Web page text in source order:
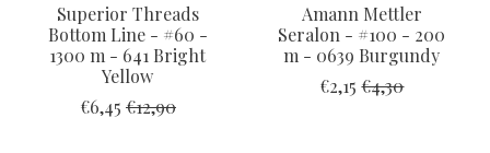
Superior Threads
Bottom Line - #60 -
1300 m - 641 Bright
Yellow
€6,45 €12,90
Amann Mettler
Seralon - #100 - 200
m - 0639 Burgundy
€2,15 €4,30